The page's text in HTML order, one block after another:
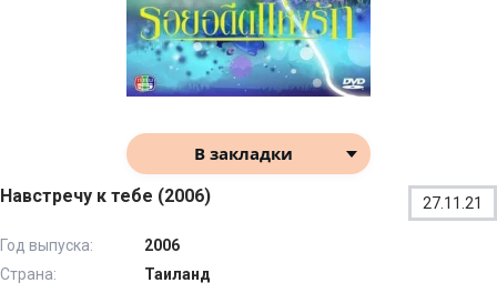
В закладки
Навстречу к тебе (2006) 27.11.21
Год выпуска:
2006
Страна:
Таиланд